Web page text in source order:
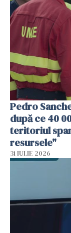
Pedro
după ce 40
teritoriul
resursele"
31 IULIE 2026